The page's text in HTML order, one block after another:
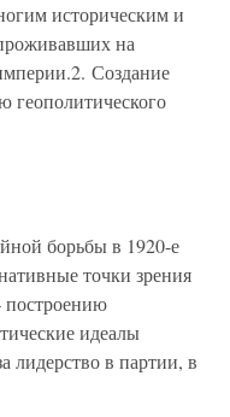
историческим и
на
Создание
геополитического
борьбы в 1920-е
точки зрения
построению
идеалы
лидерство в партии, в